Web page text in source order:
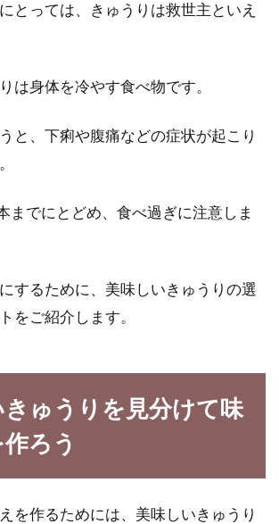
リーが高いって本当なの？
女子に人気の食材であるアボカドに、トロトロ
ロリーとそのほかの栄養
リーが高いの...
家庭菜園でジャガイモを収穫しよ
とっては、きゅうりは救世主といえ
は身体を冷やす食べ物です。
と、下痢や腹痛などの症状が起こり
までにとどめ、食べ過ぎに注意しま
するために、美味しいきゅうりの選
をご紹介します。
ゅうりを見分けて味
ろう
を作るためには、美味しいきゅうり